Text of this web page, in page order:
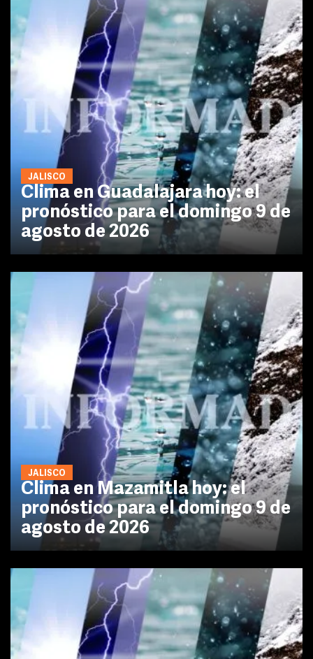
JALISCO
Clima en Guadalajara hoy: el
pronóstico para el domingo 9 de
agosto de 2026
JALISCO
Clima en Mazamitla hoy: el
pronóstico para el domingo 9 de
agosto de 2026